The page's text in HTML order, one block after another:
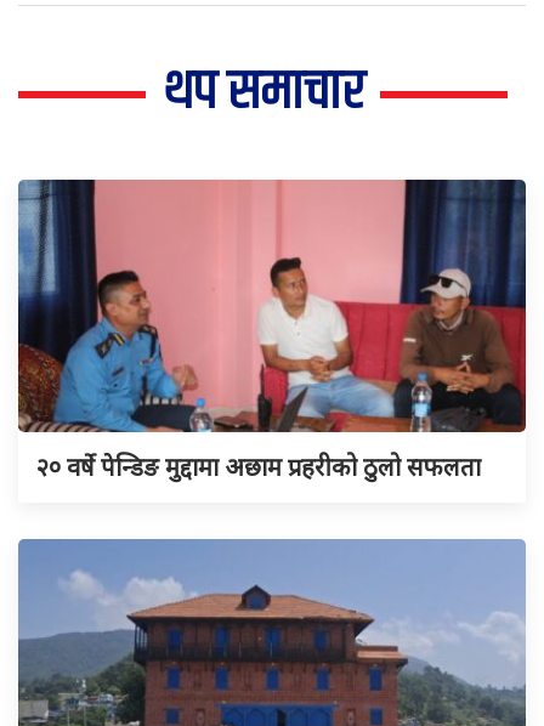
थप समाचार
२० वर्षे पेन्डिङ मुद्दामा अछाम प्रहरीको ठुलो सफलता